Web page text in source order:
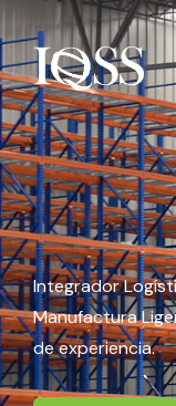
Integrador
Manufactura
de experiencia.